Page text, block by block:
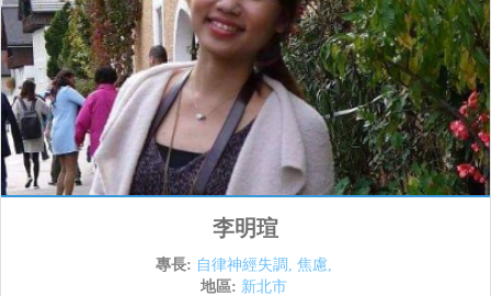
李明瑄
專長: 自律神經失調 焦慮
地區: 新北市